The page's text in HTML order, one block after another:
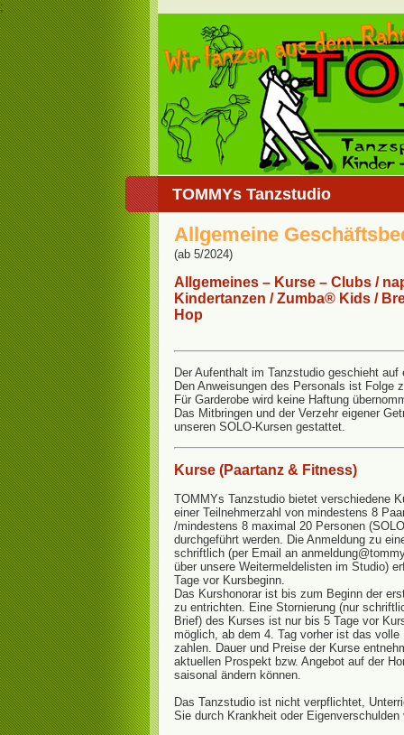
;
TOMMYs Tanzstudio
Allgemeine
(ab 5/2024)
Allgemeines – Kurse – Clubs /
Kindertanzen / Zumba® Kids /
Hop
Der Aufenthalt im Tanzstudio geschieht auf
Den Anweisungen des Personals ist Folge
Für Garderobe wird keine Haftung
Das Mitbringen und der Verzehr eigener
unseren SOLO-Kursen gestattet.
Kurse (Paartanz & Fitness)
TOMMYs Tanzstudio bietet verschiedene
einer Teilnehmerzahl von mindestens 8
/mindestens 8 maximal 20 Personen
durchgeführt werden. Die Anmeldung zu
schriftlich (per Email an
über unsere Weitermeldelisten im Studio)
Tage vor Kursbeginn.
Das Kurshonorar ist bis zum Beginn der
zu entrichten. Eine Stornierung (nur
Brief) des Kurses ist nur bis 5 Tage vor
möglich, ab dem 4. Tag vorher ist das volle
zahlen. Dauer und Preise der Kurse
aktuellen Prospekt bzw. Angebot auf der
saisonal ändern können.
Das Tanzstudio ist nicht verpflichtet,
Sie durch Krankheit oder Eigenverschulden